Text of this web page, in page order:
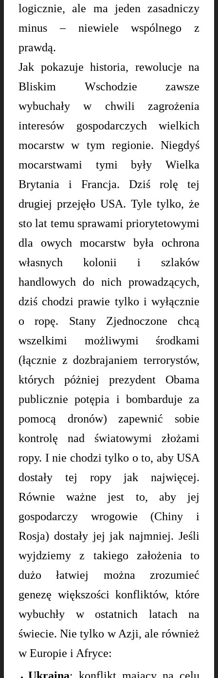
logicznie, ale ma jeden zasadniczy
minus – niewiele wspólnego z
prawdą.
Jak pokazuje historia, rewolucje na
Bliskim Wschodzie zawsze
wybuchały w chwili zagrożenia
interesów gospodarczych wielkich
mocarstw w tym regionie. Niegdyś
mocarstwami tymi były Wielka
Brytania i Francja. Dziś rolę tej
drugiej przejęło USA. Tyle tylko, że
sto lat temu sprawami priorytetowymi
dla owych mocarstw była ochrona
własnych kolonii i szlaków
handlowych do nich prowadzących,
dziś chodzi prawie tylko i wyłącznie
o ropę. Stany Zjednoczone chcą
wszelkimi możliwymi środkami
(łącznie z dozbrajaniem terrorystów,
których póżniej prezydent Obama
publicznie potępia i bombarduje za
pomocą dronów) zapewnić sobie
kontrolę nad światowymi złożami
ropy. I nie chodzi tylko o to, aby USA
dostały tej ropy jak najwięcej.
Równie ważne jest to, aby jej
gospodarczy wrogowie (Chiny i
Rosja) dostały jej jak najmniej. Jeśli
wyjdziemy z takiego założenia to
dużo łatwiej można zrozumieć
genezę większości konfliktów, które
wybuchły w ostatnich latach na
świecie. Nie tylko w Azji, ale również
w Europie i Afryce: